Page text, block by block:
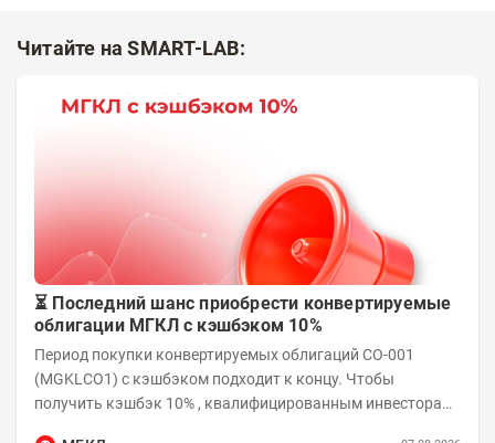
Читайте на SMART-LAB:
⏳ Последний шанс приобрести конвертируемые
облигации МГКЛ с кэшбэком 10%
Период покупки конвертируемых облигаций СО-001
(MGKLCO1) с кэшбэком подходит к концу. Чтобы
получить кэшбэк 10% , квалифицированным инвесторам